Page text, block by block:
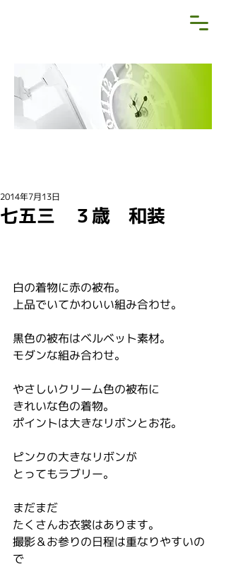
七五三 ３歳 和装
2014年7月13日
白の着物に赤の被布。
上品でいてかわいい組み合わせ。
黒色の被布はベルベット素材。
モダンな組み合わせ。
やさしいクリーム色の被布に
きれいな色の着物。
ポイントは大きなリボンとお花。
ピンクの大きなリボンが
とってもラブリー。
まだまだ
たくさんお衣裳はあります。
撮影＆お参りの日程は重なりやすいの
で